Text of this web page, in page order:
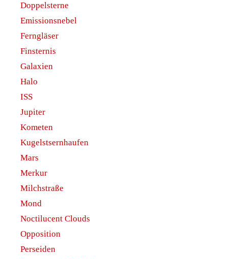
Doppelsterne
Emissionsnebel
Ferngläser
Finsternis
Galaxien
Halo
ISS
Jupiter
Kometen
Kugelstsernhaufen
Mars
Merkur
Milchstraße
Mond
Noctilucent Clouds
Opposition
Perseiden